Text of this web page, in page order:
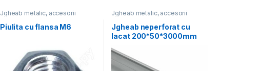
Jgheab metalic, accesorii
Piulita cu flansa M6
Jgheab metalic, accesorii
Jgheab neperforat cu
lacat 200*50*3000mm